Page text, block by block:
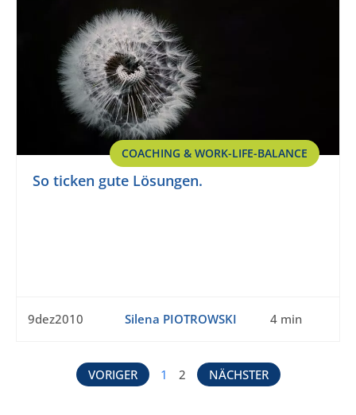
COACHING & WORK-LIFE-BALANCE
So ticken gute Lösungen.
9dez2010 Silena PIOTROWSKI 4 min
VORIGER 1 2 NÄCHSTER